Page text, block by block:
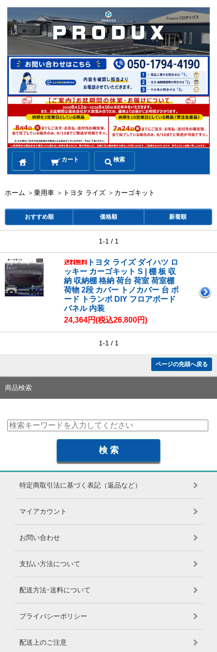
カート 検索
ホーム ＞乗用車 ＞ トヨタ ライズ ＞ カーゴキット
おすすめ順 価格順 新着順
1-1 / 1
トヨタ ライズ ダイハツ ロ
ッキー カーゴキット S | 棚 板 収
納 収納棚 格納 荷台 荷室 荷室棚
荷物 2段 カバー トノカバー 台 ボ
ード トランポ DIY フロアボード
パネル 内装
24,364円(税込26,800円)
1-1 / 1
ページの先頭へ戻る
商品検索
特定商取引法に基づく表記（返品など）
マイアカウント
お問い合わせ
支払い方法について
配送方法･送料について
プライバシーポリシー
配送上のご注意